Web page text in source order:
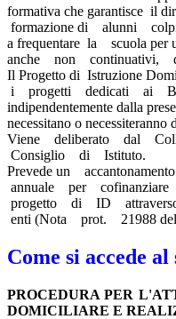
formativa che garantisce il
formazione di alunni
a frequentare la scuola per
anche non continuativi,
Il Progetto di Istruzione
i progetti dedicati ai
indipendentemente dalla
necessitano o
Viene deliberato dal
Consiglio di Istituto.
Prevede un
annuale per cofinanziare
progetto di ID
enti (Nota prot. 21988
Come si accede
PROCEDURA PER
DOMICILIARE E